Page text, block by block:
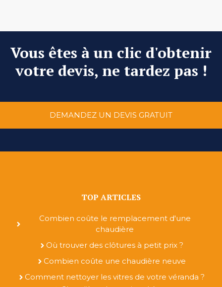
Vous êtes à un clic d'obtenir
votre devis, ne tardez pas !
DEMANDEZ UN DEVIS GRATUIT
TOP ARTICLES
Combien coûte le remplacement d'une
chaudière
Où trouver des clôtures à petit prix ?
Combien coûte une chaudière neuve
Comment nettoyer les vitres de votre véranda ?